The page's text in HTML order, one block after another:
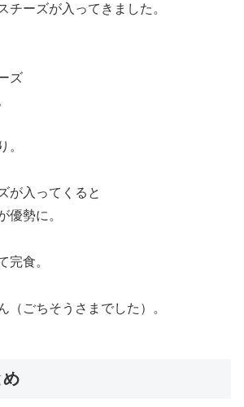
チーズが入ってきました。
ズ
。
が入ってくると
優勢に。
完食。
（ごちそうさまでした）。
め